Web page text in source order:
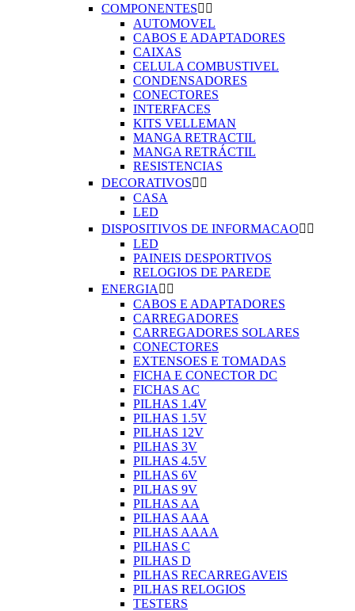
COMPONENTES 
AUTOMOVEL
CABOS E ADAPTADORES
CAIXAS
CELULA COMBUSTIVEL
CONDENSADORES
CONECTORES
INTERFACES
KITS VELLEMAN
MANGA RETRACTIL
MANGA RETRÁCTIL
RESISTENCIAS
DECORATIVOS 
CASA
LED
DISPOSITIVOS DE INFORMACAO 
LED
PAINEIS DESPORTIVOS
RELOGIOS DE PAREDE
ENERGIA  
CABOS E ADAPTADORES
CARREGADORES
CARREGADORES SOLARES
CONECTORES
EXTENSOES E TOMADAS
FICHA E CONECTOR DC
FICHAS AC
PILHAS 1.4V
PILHAS 1.5V
PILHAS 12V
PILHAS 3V
PILHAS 4.5V
PILHAS 6V
PILHAS 9V
PILHAS AA
PILHAS AAA
PILHAS AAAA
PILHAS C
PILHAS D
PILHAS RECARREGAVEIS
PILHAS RELOGIOS
TESTERS